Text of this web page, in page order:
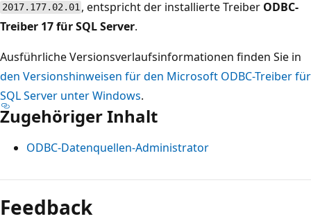
2017.177.02.01 , entspricht der installierte Treiber ODBC-
Treiber 17 für SQL Server.
Ausführliche Versionsverlaufsinformationen finden Sie in
den Versionshinweisen für den Microsoft ODBC-Treiber für
SQL Server unter Windows.
Zugehöriger Inhalt
ODBC-Datenquellen-Administrator
Lesemodus
deaktiviert
Feedback